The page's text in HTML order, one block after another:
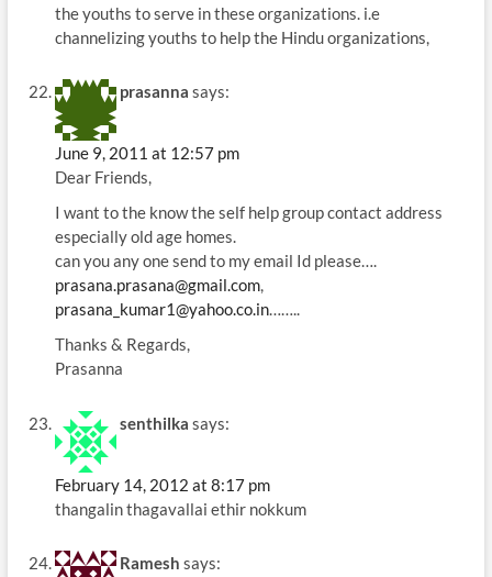
the youths to serve in these organizations. i.e
channelizing youths to help the Hindu organizations,
prasanna says:
June 9, 2011 at 12:57 pm
Dear Friends,
I want to the know the self help group contact address
especially old age homes.
can you any one send to my email Id please….
prasana.prasana@gmail.com,
prasana_kumar1@yahoo.co.in……..
Thanks & Regards,
Prasanna
senthilka says:
February 14, 2012 at 8:17 pm
thangalin thagavallai ethir nokkum
Ramesh says: